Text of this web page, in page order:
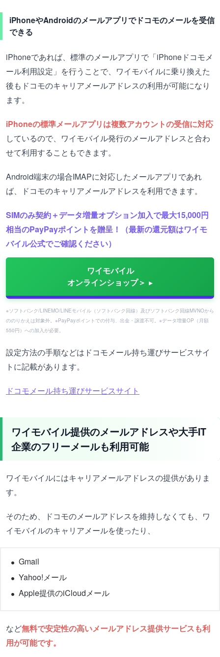
iPhoneやAndroidのメールアプリでドコモのメールを受信
できる
iPhoneであれば、標準のメールアプリで「iPhoneドコモメ
ール利用設定」を行うことで、ワイモバイルに乗り換えた
後もドコモのキャリアメールアドレスの利用が可能になり
ます。
iPhoneの標準メールアプリは複数アカウントの受信に対応
しているので、ワイモバイル発行のメールアドレスと合わ
せて利用することもできます。
Android端末の場合IMAPに対応したメールアプリであれ
ば、ドコモのキャリアメールアドレスを利用できます。
SIMのみ契約＋データ増量オプション加入で最大15,000円
相当のPayPayポイントを贈呈！（最新の還元額はワイモ
バイル公式でご確認ください）
ワイモバイル
オンラインショップ＞
※ソフトバンク/LINEMO/LINEモバイル（ソフトバンク回線）及びソフトバンク回線MVNOから
ののりかえは対象外。※PayPayポイントでの付与、出金・譲渡不可。※データ増量OP（月額
550円）への加入が必要。
設定方法の手順などはドコモメール持ち運びサービスサイ
トに記載があります。
ドコモメール持ち運びサービスサイト
ワイモバイル提供のメールアドレスや大手IT
企業のフリーメールも利用可能
ワイモバイルにはキャリアメールアドレスの提供がありま
す。
そのため、ドコモのメールアドレスを維持しなくても、ワ
イモバイルのキャリアメールを使ったり、
Gmail
Yahoo!メール
Apple提供のiCloudメール
など無料で安定性の高いメールアドレス提供サービスも利
用が可能です。